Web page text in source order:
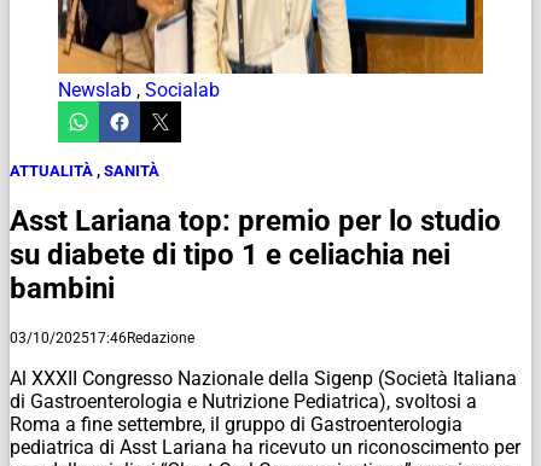
Newslab , Socialab
ATTUALITÀ , SANITÀ
Asst Lariana top: premio per lo studio
su diabete di tipo 1 e celiachia nei
bambini
03/10/202517:46Redazione
Al XXXII Congresso Nazionale della Sigenp (Società Italiana
di Gastroenterologia e Nutrizione Pediatrica), svoltosi a
Roma a fine settembre, il gruppo di Gastroenterologia
pediatrica di Asst Lariana ha ricevuto un riconoscimento per